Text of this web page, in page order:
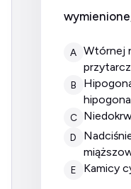
A
Wtórnej nadczynności
B
Hipogonadyzmu
C
D
Nadciśnienia tętniczego
E Kamicy